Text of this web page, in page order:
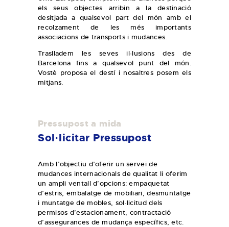
els seus objectes arribin a la destinació
desitjada a qualsevol part del món amb el
recolzament de les més importants
associacions de transports i mudances.
Traslladem les seves il·lusions des de
Barcelona fins a qualsevol punt del món.
Vostè proposa el destí i nosaltres posem els
mitjans.
Pressupost a mida
Sol·licitar Pressupost
Amb l’objectiu d’oferir un servei de
mudances internacionals de qualitat li oferim
un ampli ventall d’opcions: empaquetat
d’estris, embalatge de mobiliari, desmuntatge
i muntatge de mobles, sol·licitud dels
permisos d’estacionament, contractació
d’assegurances de mudança específics, etc.